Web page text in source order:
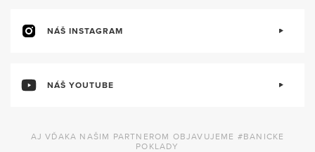
NÁŠ INSTAGRAM
NÁŠ YOUTUBE
AJ VĎAKA NAŠIM PARTNEROM OBJAVUJEME #BANICKE
POKLADY